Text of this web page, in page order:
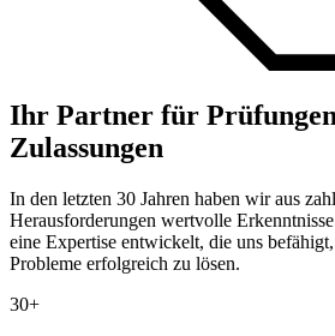
Ihr Partner für
Zulassungen
In den letzten 30 Jahren haben wir aus
Herausforderungen wertvolle
eine Expertise entwickelt, die uns
Probleme erfolgreich zu lösen.
30+